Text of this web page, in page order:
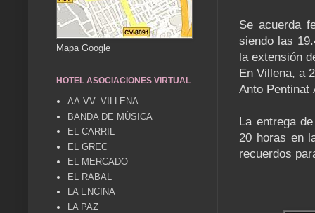
Se acuerda
siendo las
la extensión
En Villena, a
Anto
La entrega
20 horas en
recuerdos
Mapa Google
HOTEL ASOCIACIONES VIRTUAL
AA.VV. VILLENA
BANDA DE MÚSICA
EL CARRIL
EL GREC
EL MERCADO
EL RABAL
LA ENCINA
LA PAZ